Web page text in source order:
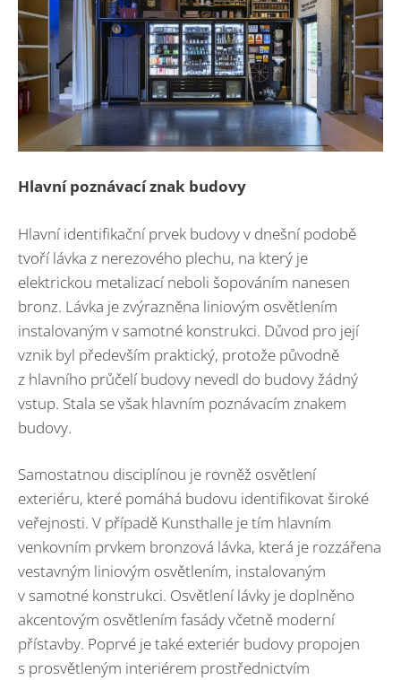
Hlavní poznávací znak budovy
Hlavní identifikační prvek budovy v dnešní podobě
tvoří lávka z nerezového plechu, na který je
elektrickou metalizací neboli šopováním nanesen
bronz. Lávka je zvýrazněna liniovým osvětlením
instalovaným v samotné konstrukci. Důvod pro její
vznik byl především praktický, protože původně
z hlavního průčelí budovy nevedl do budovy žádný
vstup. Stala se však hlavním poznávacím znakem
budovy.
Samostatnou disciplínou je rovněž osvětlení
exteriéru, které pomáhá budovu identifikovat široké
veřejnosti. V případě Kunsthalle je tím hlavním
venkovním prvkem bronzová lávka, která je rozzářena
vestavným liniovým osvětlením, instalovaným
v samotné konstrukci. Osvětlení lávky je doplněno
akcentovým osvětlením fasády včetně moderní
přístavby. Poprvé je také exteriér budovy propojen
s prosvětleným interiérem prostřednictvím